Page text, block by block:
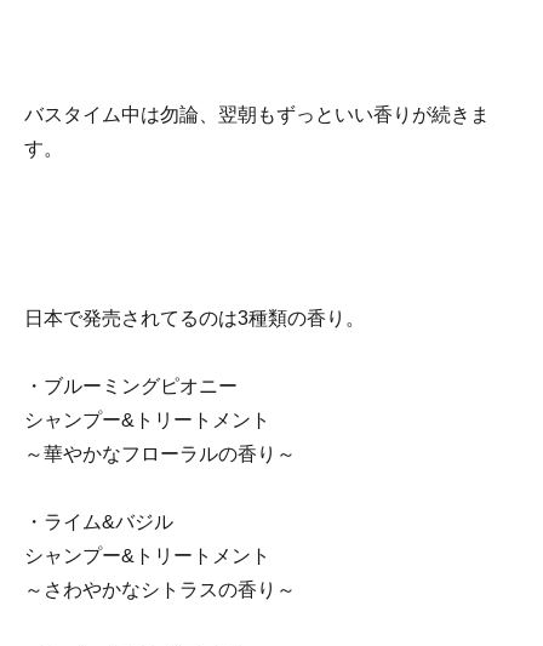
バスタイム中は勿論、翌朝もずっといい香りが続きま
す。
日本で発売されてるのは3種類の香り。
・ブルーミングピオニー
シャンプー&トリートメント
～華やかなフローラルの香り～
・ライム&バジル
シャンプー&トリートメント
～さわやかなシトラスの香り～